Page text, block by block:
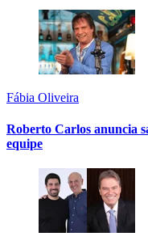
Fábia Oliveira
Roberto Carlos anuncia
equipe